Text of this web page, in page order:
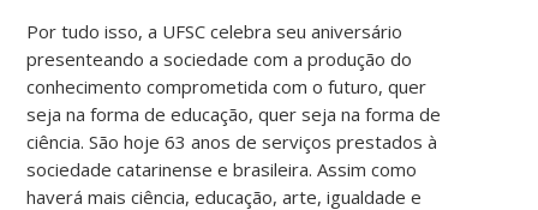
Por tudo isso, a UFSC celebra seu aniversário
presenteando a sociedade com a produção do
conhecimento comprometida com o futuro, quer
seja na forma de educação, quer seja na forma de
ciência. São hoje 63 anos de serviços prestados à
sociedade catarinense e brasileira. Assim como
haverá mais ciência, educação, arte, igualdade e